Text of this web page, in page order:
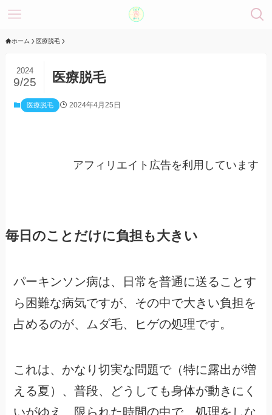
ホーム 医療脱毛
医療脱毛
2024
9/25
医療脱毛 2024年4月25日
アフィリエイト広告を利用しています
毎日のことだけに負担も大きい
パーキンソン病は、日常を普通に送ることす
ら困難な病気ですが、その中で大きい負担を
占めるのが、ムダ毛、ヒゲの処理です。
これは、かなり切実な問題で（特に露出が増
える夏）、普段、どうしても身体が動きにく
いがゆえ、限られた時間の中で、処理をしな